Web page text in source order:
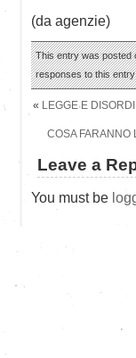
(da agenzie)
This entry was posted
responses to this
« LEGGE E
COSA FARANNO
Leave a
You must be